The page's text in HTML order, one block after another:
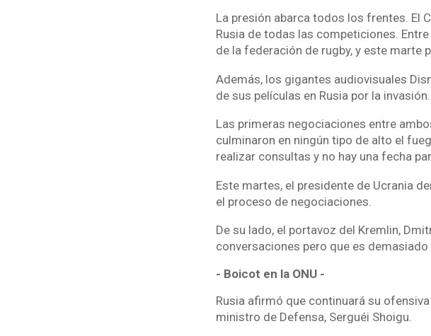
La presión abarca todos los frentes. El
Rusia de todas las competiciones.
de la federación de rugby, y este marte
Además, los gigantes audiovisuales
de sus películas en Rusia por la invasión.
Las primeras negociaciones entre
culminaron en ningún tipo de alto el
realizar consultas y no hay una fecha
Este martes, el presidente de Ucrania
el proceso de negociaciones.
De su lado, el portavoz del Kremlin,
conversaciones pero que es
- Boicot en la ONU -
Rusia afirmó que continuará su
ministro de Defensa, Serguéi Shoigu.